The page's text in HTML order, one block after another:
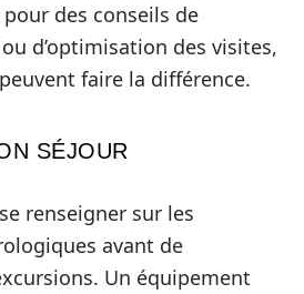
des conseils de
d’optimisation des visites,
faire la différence.
SÉJOUR
renseigner sur les
avant de
Un équipement